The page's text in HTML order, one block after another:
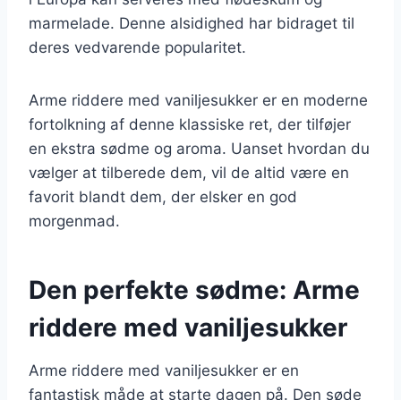
marmelade. Denne alsidighed har bidraget til
deres vedvarende popularitet.
Arme riddere med vaniljesukker er en moderne
fortolkning af denne klassiske ret, der tilføjer
en ekstra sødme og aroma. Uanset hvordan du
vælger at tilberede dem, vil de altid være en
favorit blandt dem, der elsker en god
morgenmad.
Den perfekte sødme: Arme
riddere med vaniljesukker
Arme riddere med vaniljesukker er en
fantastisk måde at starte dagen på. Den søde